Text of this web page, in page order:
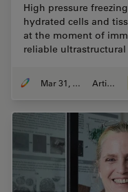
High pressure
hydrated cells and
at the moment of
reliable
Mar 31, 2026 Articolo